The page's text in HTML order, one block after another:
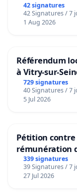
42 signatures
42 Signatures / 7
1 Aug 2026
Référendum
à Vitry-sur-
729 signatures
40 Signatures / 7
5 Jul 2026
Pétition contre
rémunération
granum basé
339 signatures
39 Signatures / 7
27 Jul 2026